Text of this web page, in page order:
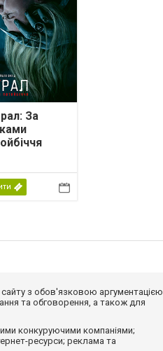
За
з обов'язковою аргументацією
та обговорення, а також для
конкуруючими компаніями;
ресурси; реклама та